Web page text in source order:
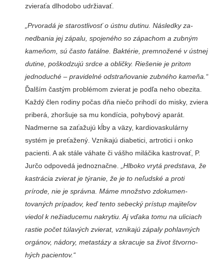
zvieraťa dlhodobo udržiavať.
„Prvoradá je starostlivosť o ústnu dutinu. Následky za­
nedbania jej zápalu, spoje­ného so zápachom a zubným
kameňom, sú často fatálne. Baktérie, premnožené v úst­nej
dutine, poškodzujú srdce a obličky. Riešenie je pritom
jednoduché – pravidelné od­straňovanie zubného kame­ňa.“
Ďalším častým problé­mom zvierat je podľa neho obezita.
Každý člen rodiny počas dňa niečo prihodí do misky, zviera
priberá, zhor­šuje sa mu kondícia, pohy­bový aparát.
Nadmerne sa zaťažujú kĺby a väzy, kardio­vaskulárny
systém je preťa­žený. Vznikajú diabetici, ar­trotici i onko
pacienti. A ak stále váhate či vášho miláčika kastrovať, P.
Jurčo odpovedá jednoznačne. „Hlboko vrytá predstava, že
kastrácia zvie­rat je týranie, že je to neľudské a proti
prírode, nie je správna. Máme množstvo zdokumen­
tovaných prípadov, keď tento sebecký prístup majiteľov
vie­dol k nežiaducemu nakrytiu. Aj vďaka tomu na uliciach
rastie počet túlavých zvierat, vznikajú zápaly pohlavných
orgánov, nádory, metastázy a skracuje sa život štvorno­
hých pacientov.“